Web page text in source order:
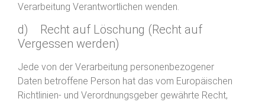
Verarbeitung Verantwortlichen wenden.
d) Recht auf Löschung (Recht auf
Vergessen werden)
Jede von der Verarbeitung personenbezogener
Daten betroffene Person hat das vom Europäischen
Richtlinien- und Verordnungsgeber gewährte Recht,